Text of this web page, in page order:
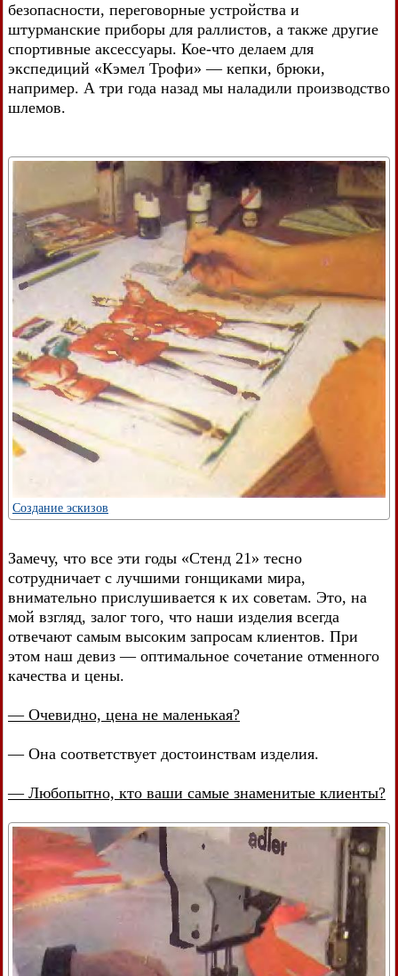
безопасности, переговорные устройства и
штурманские приборы для раллистов, а также другие
спортивные аксессуары. Кое-что делаем для
экспедиций «Кэмел Трофи» — кепки, брюки,
например. А три года назад мы наладили производство
шлемов.
Создание эскизов
Замечу, что все эти годы «Стенд 21» тесно
сотрудничает с лучшими гонщиками мира,
внимательно прислушивается к их советам. Это, на
мой взгляд, залог того, что наши изделия всегда
отвечают самым высоким запросам клиентов. При
этом наш девиз — оптимальное сочетание отменного
качества и цены.
— Очевидно, цена не маленькая?
— Она соответствует достоинствам изделия.
— Любопытно, кто ваши самые знаменитые клиенты?